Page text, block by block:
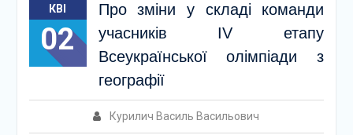
КВІ
02
Про зміни у складі команди
учасників IV етапу
Всеукраїнської олімпіади з
географії
Курилич Василь Васильович